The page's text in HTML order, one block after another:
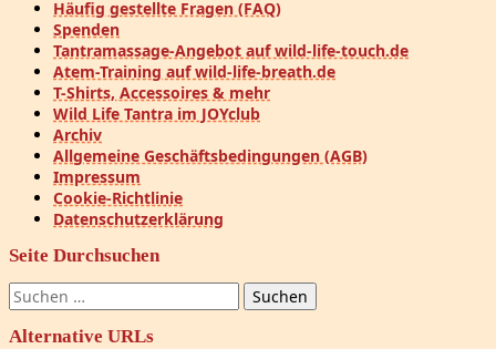
Häufig gestellte Fragen (FAQ)
Spenden
Tantramassage-Angebot auf wild-life-touch.de
Atem-Training auf wild-life-breath.de
T-Shirts, Accessoires & mehr
Wild Life Tantra im JOYclub
Archiv
Allgemeine Geschäftsbedingungen (AGB)
Impressum
Cookie-Richtlinie
Datenschutzerklärung
Seite Durchsuchen
Suchen
nach:
Alternative URLs